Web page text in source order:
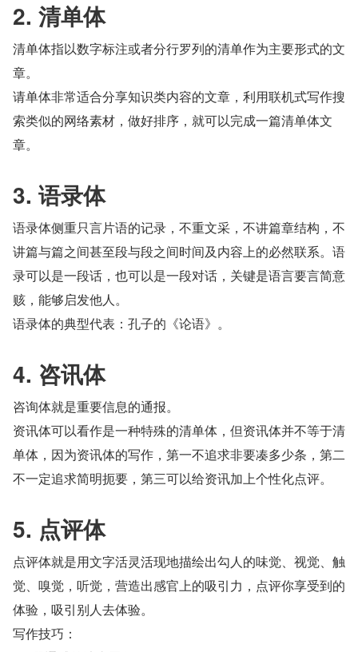
2. 清单体
清单体指以数字标注或者分行罗列的清单作为主要形式的文
章。
请单体非常适合分享知识类内容的文章，利用联机式写作搜
索类似的网络素材，做好排序，就可以完成一篇清单体文
章。
3. 语录体
语录体侧重只言片语的记录，不重文采，不讲篇章结构，不
讲篇与篇之间甚至段与段之间时间及内容上的必然联系。语
录可以是一段话，也可以是一段对话，关键是语言要言简意
赅，能够启发他人。
语录体的典型代表：孔子的《论语》。
4. 咨讯体
咨询体就是重要信息的通报。
资讯体可以看作是一种特殊的清单体，但资讯体并不等于清
单体，因为资讯体的写作，第一不追求非要凑多少条，第二
不一定追求简明扼要，第三可以给资讯加上个性化点评。
5. 点评体
点评体就是用文字活灵活现地描绘出勾人的味觉、视觉、触
觉、嗅觉，听觉，营造出感官上的吸引力，点评你享受到的
体验，吸引别人去体验。
写作技巧：